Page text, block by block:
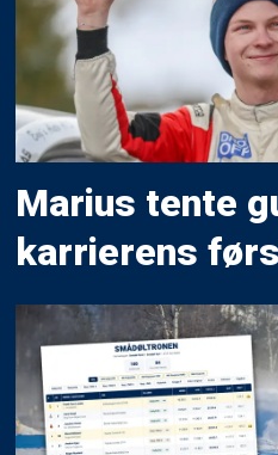
Marius tente
karrierens